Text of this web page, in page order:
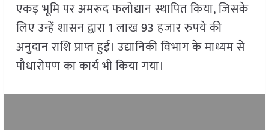
एकड़ भूमि पर अमरूद फलोद्यान स्थापित किया, जिसके
लिए उन्हें शासन द्वारा 1 लाख 93 हजार रुपये की
अनुदान राशि प्राप्त हुई। उद्यानिकी विभाग के माध्यम से
पौधारोपण का कार्य भी किया गया।